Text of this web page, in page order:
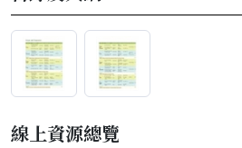
線上資源總覽